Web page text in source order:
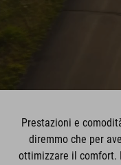
Prestazioni e
diremmo che per
ottimizzare il comfort.